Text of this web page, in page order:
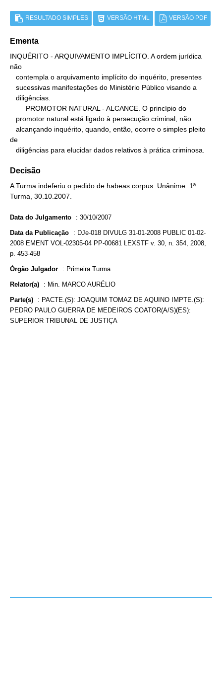
RESULTADO SIMPLES VERSÃO HTML VERSÃO PDF
Ementa
INQUÉRITO - ARQUIVAMENTO IMPLÍCITO. A ordem jurídica
não
de
   diligências para elucidar dados relativos à prática criminosa.
Decisão
A Turma indeferiu o pedido de habeas corpus. Unânime. 1ª.
Turma, 30.10.2007.
Data do Julgamento : 30/10/2007
Data da Publicação : DJe-018 DIVULG 31-01-2008 PUBLIC 01-02-
2008 EMENT VOL-02305-04 PP-00681 LEXSTF v. 30, n. 354, 2008,
p. 453-458
Órgão Julgador : Primeira Turma
Relator(a) : Min. MARCO AURÉLIO
Parte(s) : PACTE.(S): JOAQUIM TOMAZ DE AQUINO IMPTE.(S):
PEDRO PAULO GUERRA DE MEDEIROS COATOR(A/S)(ES):
SUPERIOR TRIBUNAL DE JUSTIÇA